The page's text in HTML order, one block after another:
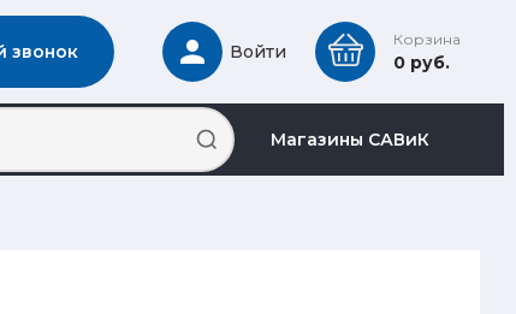
звонок Войти
Корзина
0 руб.
Магазины САВиК